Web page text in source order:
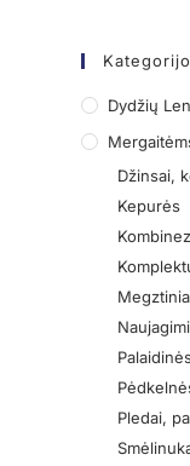
Dydžių
Džinsai,
Kepurės
Pledai,